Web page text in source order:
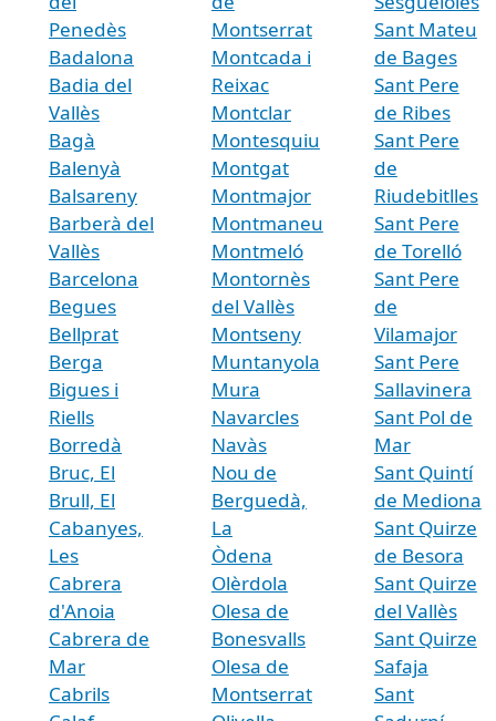
Penedès
Badalona
Badia del
Vallès
Bagà
Balenyà
Balsareny
Barberà del
Vallès
Barcelona
Begues
Bellprat
Berga
Bigues i
Riells
Borredà
Bruc, El
Brull, El
Cabanyes,
Les
Cabrera
d'Anoia
Cabrera de
Mar
Cabrils
Montserrat
Montcada i
Reixac
Montclar
Montesquiu
Montgat
Montmajor
Montmaneu
Montmeló
Montornès
del Vallès
Montseny
Muntanyola
Mura
Navarcles
Navàs
Nou de
Berguedà,
La
Òdena
Olèrdola
Olesa de
Bonesvalls
Olesa de
Montserrat
Sant Mateu
de Bages
Sant Pere
de Ribes
Sant Pere
de
Riudebitlles
Sant Pere
de Torelló
Sant Pere
de
Vilamajor
Sant Pere
Sallavinera
Sant Pol de
Mar
Sant Quintí
de Mediona
Sant Quirze
de Besora
Sant Quirze
del Vallès
Sant Quirze
Safaja
Sant